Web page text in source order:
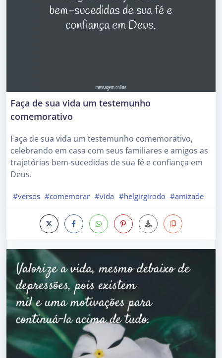
Faça de sua vida um testemunho
comemorativo
Faça de sua vida um testemunho comemorativo,
celebrando em casa com seus familiares e amigos as
trajetórias bem-sucedidas de sua fé e confiança em
Deus.
#versos #comemorar #vida #helgirgirodo #amizade